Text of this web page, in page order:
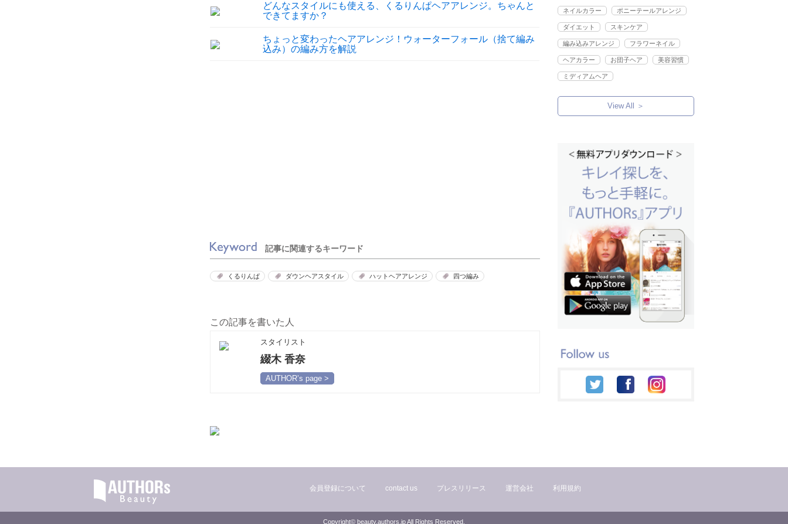
どんなスタイルにも使える、くるりんぱヘアアレンジ。ちゃんと
できてますか？
ちょっと変わったヘアアレンジ！ウォーターフォール（捨て編み
込み）の編み方を解説
記事に関連するキーワード
くるりんぱ ダウンヘアスタイル ハットヘアアレンジ 四つ編み
この記事を書いた人
スタイリスト
綴木 香奈
AUTHOR’s page >
ネイルカラー ポニーテールアレンジ
ダイエット スキンケア
編み込みアレンジ フラワーネイル
ヘアカラー お団子ヘア 美容習慣
ミディアムヘア
View All ＞
会員登録について contact us プレスリリース 運営会社 利用規約
Copyright© beauty.authors.jp All Rights Reserved.